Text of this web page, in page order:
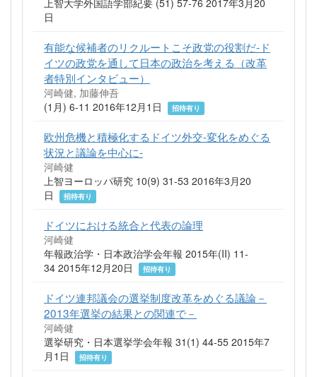
上智大学外国語学部紀要 (51) 57-76 2017年3月20
日
有能な候補者のリクルートこそ政党の役割だ-ド
イツの政党を通して日本の政治を考える（改革
者特別インタビュー）
河崎健, 加藤伸吾
(1月) 6-11 2016年12月1日
招待有り
欧州危機と積極化するドイツ外交‐変化をめぐる
状況と議論を中心に‐
河崎健
上智ヨーロッパ研究 10(9) 31-53 2016年3月20
日
招待有り
ドイツにおける統合と代表の論理
河崎健
年報政治学・日本政治学会年報 2015年(II) 11-
34 2015年12月20日
招待有り
ドイツ連邦議会の選挙制度改革をめぐる議論－
2013年選挙の結果との関連で－
河崎健
選挙研究・日本選挙学会年報 31(1) 44-55 2015年7
月1日
招待有り